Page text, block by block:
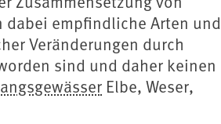
dabei empfindliche Arten und
Veränderungen durch
sind und daher keinen
Elbe, Weser,